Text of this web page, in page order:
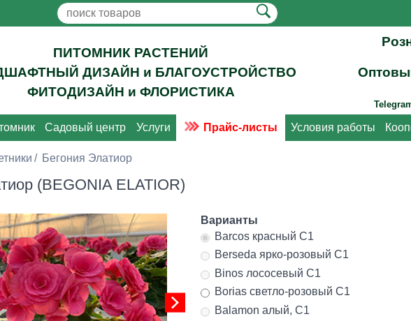
ПИТОМНИК РАСТЕНИЙ
ДИЗАЙН и БЛАГОУСТРОЙСТВО
ФИТОДИЗАЙН и ФЛОРИСТИКА
Садовый центр Услуги Прайс-листы Условия работы
Бегония Элатиор
(BEGONIA ELATIOR)
Варианты
Barcos красный C1
Berseda ярко-розовый C1
Binos лососевый C1
Borias светло-розовый C1
Balamon алый, С1